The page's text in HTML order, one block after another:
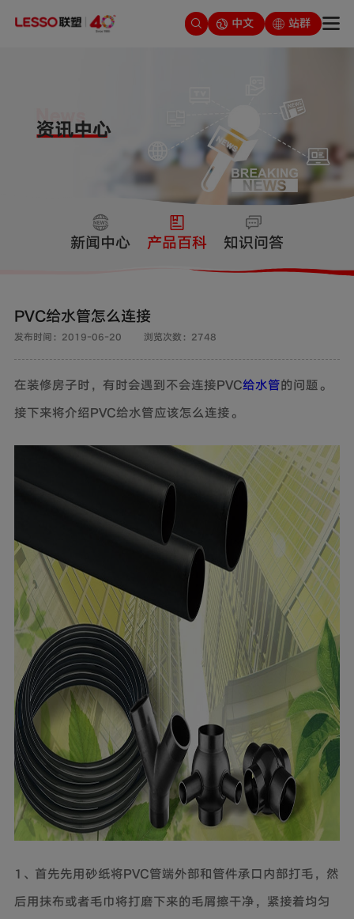
中文 站群
新闻中心 产品百科 知识问答
PVC给水管怎么连接
发布时间：2019-06-20 浏览次数：2748
在装修房子时，有时会遇到不会连接PVC给水管的问题。
接下来将介绍PVC给水管应该怎么连接。
1、首先先用砂纸将PVC管端外部和管件承口内部打毛，然
后用抹布或者毛巾将打磨下来的毛屑擦干净，紧接着均匀